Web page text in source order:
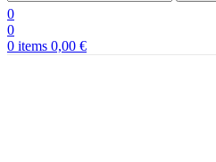
0
0
0 items 0,00 €